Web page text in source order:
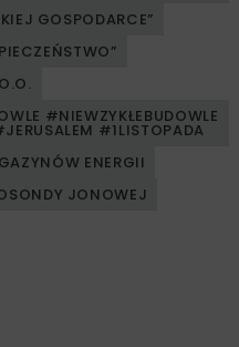
GOSPODARCE”
#NIEWZYKŁEBUDOWLE
#1LISTOPADA
ENERGII
JONOWEJ